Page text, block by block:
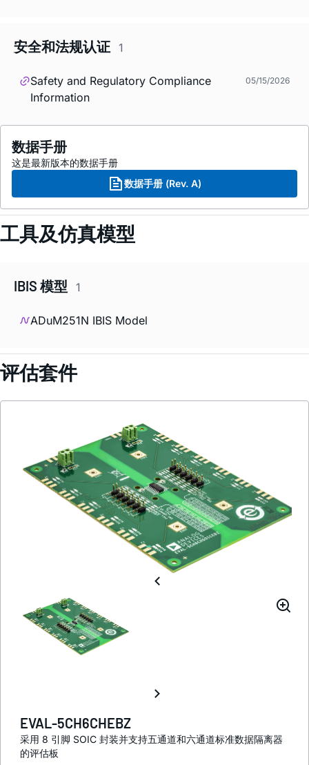
安全和法规认证 1
Safety and Regulatory Compliance
Information
05/15/2026
数据手册
这是最新版本的数据手册
数据手册 (Rev. A)
工具及仿真模型
IBIS 模型 1
ADuM251N IBIS Model
评估套件
EVAL-5CH6CHEBZ
采用 8 引脚 SOIC 封装并支持五通道和六通道标准数据隔离器
的评估板